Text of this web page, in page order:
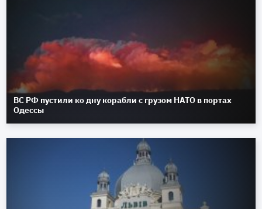
ВС РФ пустили ко дну корабли с грузом НАТО в портах
Одессы